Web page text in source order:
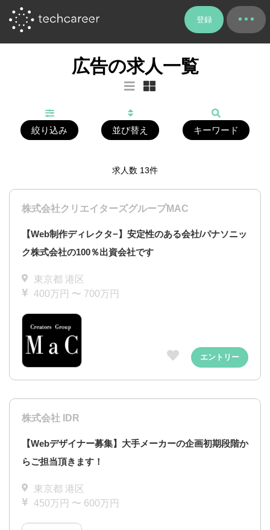
登録
広告の求人一覧
絞り込み 並び替え キーワード
求人数 13件
株式会社クリエイターズグループMAC
【Web制作ディレクタ−】安定性のある会社/パナソニッ
ク株式会社の100％出資会社です
東京都 港区
400万円 〜 700万円
エントリー
株式会社 IDR
【Webデザイナー募集】大手メーカーの企画初期段階か
らご担当頂きます！
東京都 港区
450万円 〜 600万円